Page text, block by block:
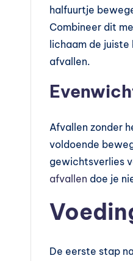
m
halfuurtje
Combineer dit
lichaam de
afvallen.
Afvallen zonder
voldoende
gewichtsverlies
afvallen doe je
De eerste stap